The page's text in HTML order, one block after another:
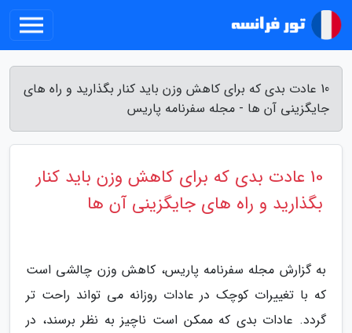
10 عادت بدی که برای کاهش وزن باید کنار بگذارید و راه های
جایگزینی آن ها - مجله سفرنامه پاریس
10 عادت بدی که برای کاهش وزن باید کنار
بگذارید و راه های جایگزینی آن ها
به گزارش مجله سفرنامه پاریس، کاهش وزن چالشی است
که با تغییرات کوچک در عادات روزانه می تواند راحت تر
گردد. عادات بدی که ممکن است ناچیز به نظر برسند، در